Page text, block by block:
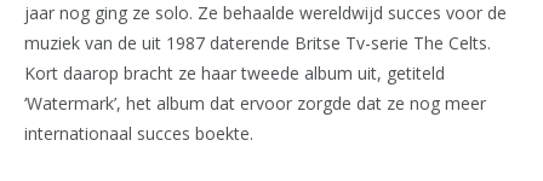
jaar nog ging ze solo. Ze behaalde wereldwijd succes voor de
muziek van de uit 1987 daterende Britse Tv-serie The Celts.
Kort daarop bracht ze haar tweede album uit, getiteld
‘Watermark’, het album dat ervoor zorgde dat ze nog meer
internationaal succes boekte.